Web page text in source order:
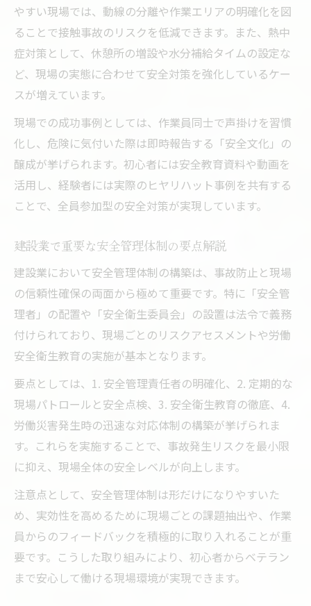
建設業で多い事故例とその防止策を解説
建設安全標語を活かした現場教育の工夫
やすい現場では、動線の分離や作業エリアの明確化を図
ることで接触事故のリスクを低減できます。また、熱中
症対策として、休憩所の増設や水分補給タイムの設定な
ど、現場の実態に合わせて安全対策を強化しているケー
スが増えています。
現場での成功事例としては、作業員同士で声掛けを習慣
化し、危険に気付いた際は即時報告する「安全文化」の
醸成が挙げられます。初心者には安全教育資料や動画を
活用し、経験者には実際のヒヤリハット事例を共有する
ことで、全員参加型の安全対策が実現しています。
建設業で重要な安全管理体制の要点解説
建設業において安全管理体制の構築は、事故防止と現場
の信頼性確保の両面から極めて重要です。特に「安全管
理者」の配置や「安全衛生委員会」の設置は法令で義務
付けられており、現場ごとのリスクアセスメントや労働
安全衛生教育の実施が基本となります。
要点としては、1. 安全管理責任者の明確化、2. 定期的な
現場パトロールと安全点検、3. 安全衛生教育の徹底、4.
労働災害発生時の迅速な対応体制の構築が挙げられま
す。これらを実施することで、事故発生リスクを最小限
に抑え、現場全体の安全レベルが向上します。
注意点として、安全管理体制は形だけになりやすいた
め、実効性を高めるために現場ごとの課題抽出や、作業
員からのフィードバックを積極的に取り入れることが重
要です。こうした取り組みにより、初心者からベテラン
まで安心して働ける現場環境が実現できます。